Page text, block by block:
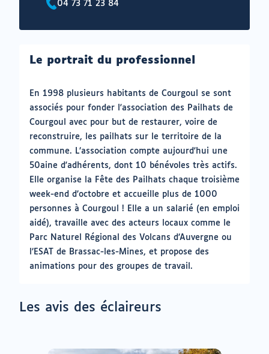
Téléphone
04 73 71 23 84
Le portrait du professionnel
En 1998 plusieurs habitants de Courgoul se sont
associés pour fonder l'association des Pailhats de
Courgoul avec pour but de restaurer, voire de
reconstruire, les pailhats sur le territoire de la
commune. L’association compte aujourd'hui une
50aine d'adhérents, dont 10 bénévoles très actifs.
Elle organise la Fête des Pailhats chaque troisième
week-end d’octobre et accueille plus de 1000
personnes à Courgoul ! Elle a un salarié (en emploi
aidé), travaille avec des acteurs locaux comme le
Parc Naturel Régional des Volcans d’Auvergne ou
l’ESAT de Brassac-les-Mines, et propose des
animations pour des groupes de travail.
Les avis des éclaireurs